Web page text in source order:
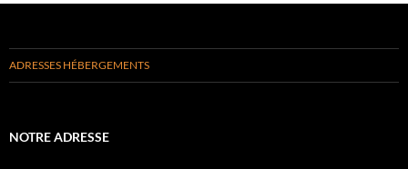
ADRESSES HÉBERGEMENTS
NOTRE ADRESSE